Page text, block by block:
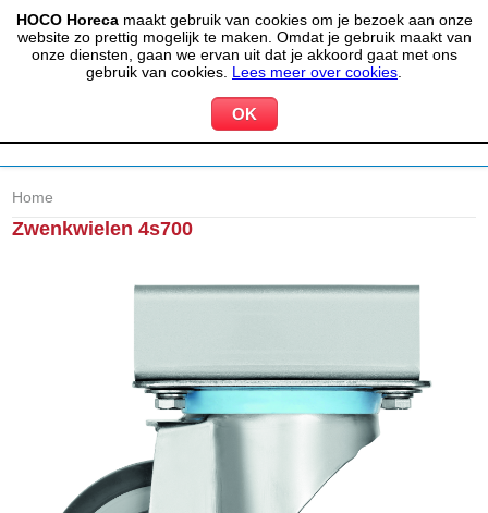
HOCO Horecamaakt gebruik van cookies om je bezoek aan onze
website zo prettig mogelijk te maken. Omdat je gebruik maakt van
onze diensten, gaan we ervan uit dat je akkoord gaat met ons
gebruik van cookies. Lees meer over cookies
(020) 497 6325 info@hocohoreca.nl
MIJN ACCOUNT 0 WINKELWAGEN
Home
Zwenkwielen 4s700